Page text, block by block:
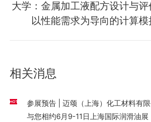
未
来
大学：金属加工液配方设计与
以性能需求为导向的计算
相关消息
参展预告 | 迈颂（上海）化工材料有限
与您相约6月9-11日上海国际润滑油展